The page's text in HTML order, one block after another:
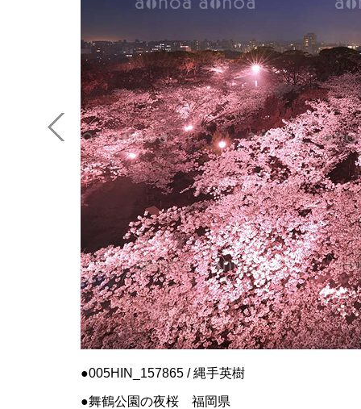
005HIN_157865 / 縄手英樹
舞鶴公園の夜桜 福岡県